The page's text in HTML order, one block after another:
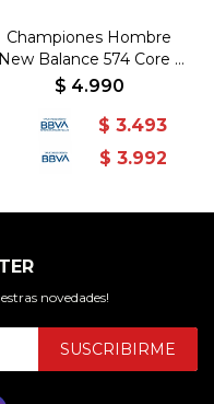
Championes Hombre
New Balance 574 Core -
Negro
$ 4.990
$ 3.493
$ 3.992
novedades!
SUSCRIBIRME